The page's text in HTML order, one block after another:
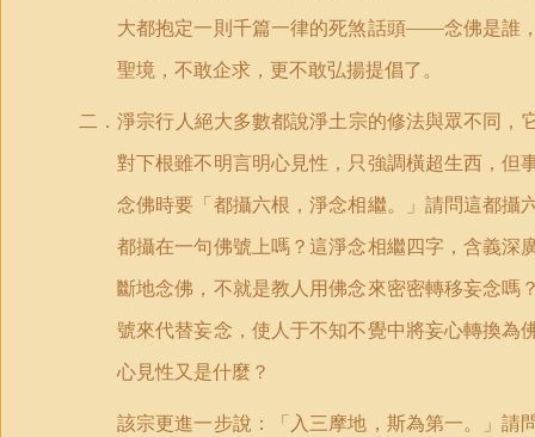
大都抱定一則千篇一律的死煞話頭——念佛是誰
聖境，不敢企求，更不敢弘揚提倡了。
二．淨宗行人絕大多數都說淨土宗的修法與眾不同
對下根雖不明言明心見性，只強調橫超生西，
念佛時要「都攝六根，淨念相繼。」請問這都
都攝在一句佛號上嗎？這淨念相繼四字，含義
斷地念佛，不就是教人用佛念來密密轉移妄念
號來代替妄念，使人于不知不覺中將妄心轉換
心見性又是什麼？
該宗更進一步說：「入三摩地，斯為第一。」